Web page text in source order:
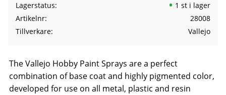
Lagerstatus
1 st i lager
Artikelnr
28008
Tillverkare
Vallejo
The Vallejo Hobby Paint Sprays are a perfect
combination of base coat and highly pigmented color,
developed for use on all metal, plastic and resin